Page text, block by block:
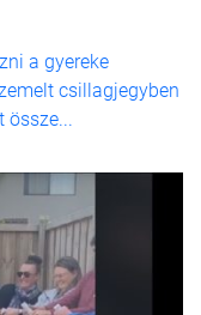
a gyereke
csillagjegyben
össze...